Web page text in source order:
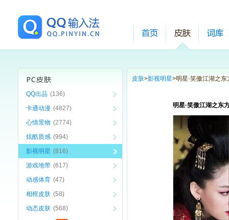
QQ出品 (136)
卡通动漫 (4827)
心情景物 (2774)
炫酷质感 (994)
影视明星 (816)
游戏地带 (617)
动感体育 (47)
相框皮肤 (58)
动态皮肤 (568)
皮肤>影视明星>明星·笑傲江湖之东
明星·笑傲江湖之东